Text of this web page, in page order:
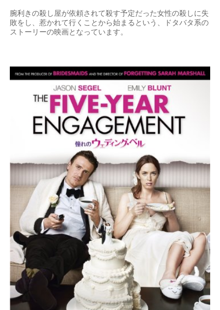
腕利きの殺し屋が依頼されて殺す予定だった女性の殺しに失
敗をし、惹かれて行くことから始まるという、ドタバタ系の
ストーリーの映画となっています。